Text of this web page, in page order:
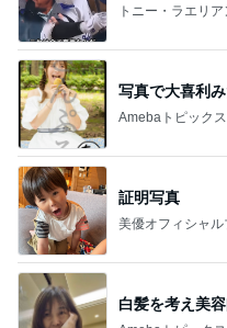
トニー・ラエリア
写真で大喜利
Amebaトピックス
証明写真
美優オフィシャ
白髪を考え美